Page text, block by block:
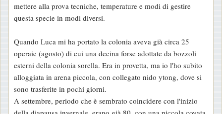
mettere alla prova tecniche, temperature e modi di gestire
questa specie in modi diversi.
Quando Luca mi ha portato la colonia aveva già circa 25
operaie (agosto) di cui una decina forse adottate da bozzoli
esterni della colonia sorella. Era in provetta, ma io l'ho subito
alloggiata in arena piccola, con collegato nido ytong, dove si
sono trasferite in pochi giorni.
A settembre, periodo che è sembrato coincidere con l'inizio